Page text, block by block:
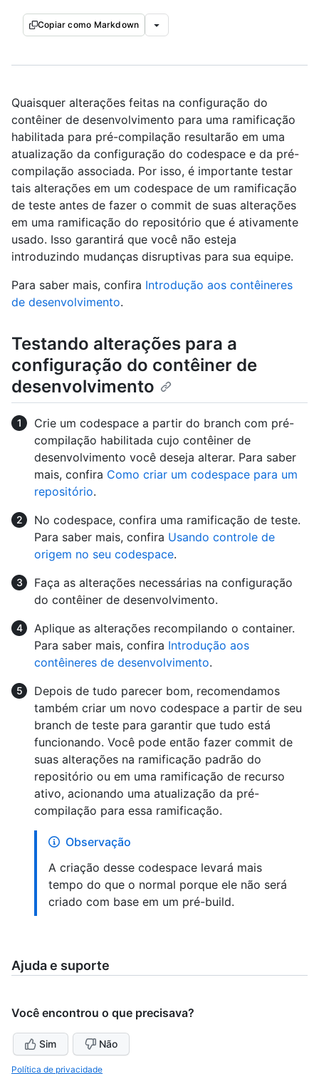
Copiar como Markdown
Quaisquer alterações feitas na configuração do
contêiner de desenvolvimento para uma ramificação
habilitada para pré-compilação resultarão em uma
atualização da configuração do codespace e da pré-
compilação associada. Por isso, é importante testar
tais alterações em um codespace de um ramificação
de teste antes de fazer o commit de suas alterações
em uma ramificação do repositório que é ativamente
usado. Isso garantirá que você não esteja
introduzindo mudanças disruptivas para sua equipe.
Para saber mais, confira Introdução aos contêineres
de desenvolvimento.
Testando alterações para a
configuração do contêiner de
desenvolvimento
Crie um codespace a partir do branch com pré-
compilação habilitada cujo contêiner de
desenvolvimento você deseja alterar. Para saber
mais, confira Como criar um codespace para um
repositório.
No codespace, confira uma ramificação de teste.
Para saber mais, confira Usando controle de
origem no seu codespace.
Faça as alterações necessárias na configuração
do contêiner de desenvolvimento.
Aplique as alterações recompilando o container.
Para saber mais, confira Introdução aos
contêineres de desenvolvimento.
Depois de tudo parecer bom, recomendamos
também criar um novo codespace a partir de seu
branch de teste para garantir que tudo está
funcionando. Você pode então fazer commit de
suas alterações na ramificação padrão do
repositório ou em uma ramificação de recurso
ativo, acionando uma atualização da pré-
compilação para essa ramificação.
Observação
A criação desse codespace levará mais
tempo do que o normal porque ele não será
criado com base em um pré-build.
Ajuda e suporte
Você encontrou o que precisava?
Sim Não
Política de privacidade